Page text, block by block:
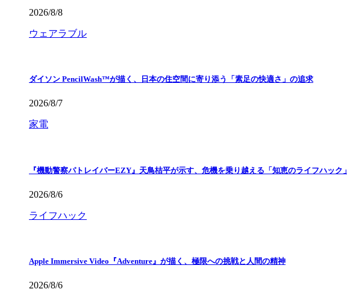
2026/8/8
ウェアラブル
ダイソン PencilWash™が描く、日本の住空間に寄り添う「素足の快適さ」の追求
2026/8/7
家電
『機動警察パトレイバーEZY』天鳥桔平が示す、危機を乗り越える「知恵のライフハック」
2026/8/6
ライフハック
Apple Immersive Video『Adventure』が描く、極限への挑戦と人間の精神
2026/8/6